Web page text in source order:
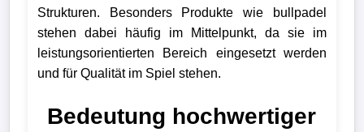
Strukturen. Besonders Produkte wie bullpadel
stehen dabei häufig im Mittelpunkt, da sie im
leistungsorientierten Bereich eingesetzt werden
und für Qualität im Spiel stehen.
Bedeutung hochwertiger